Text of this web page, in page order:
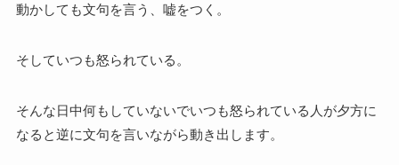
動かしても文句を言う、嘘をつく。
そしていつも怒られている。
そんな日中何もしていないでいつも怒られている人が夕方に
なると逆に文句を言いながら動き出します。